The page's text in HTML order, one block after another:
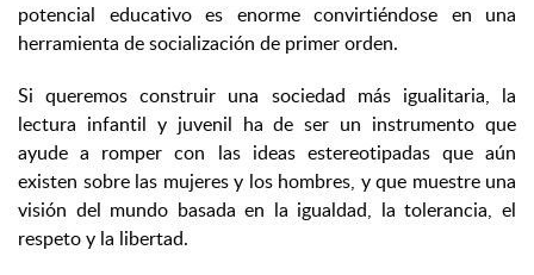
potencial educativo es enorme convirtiéndose en una
herramienta de socialización de primer orden.
Si queremos construir una sociedad más igualitaria, la
lectura infantil y juvenil ha de ser un instrumento que
ayude a romper con las ideas estereotipadas que aún
existen sobre las mujeres y los hombres, y que muestre una
visión del mundo basada en la igualdad, la tolerancia, el
respeto y la libertad.